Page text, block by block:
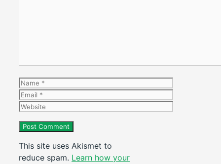
Name
Email
Website
This site uses Akismet to
reduce spam. Learn how your